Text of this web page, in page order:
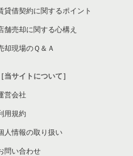
物件の案件一覧
件の案件一覧
案件一覧
案件一覧
物件の案件一覧
貸借契約に関するポイント
舗売却に関する心構え
却現場のＱ＆Ａ
［当サイトについて］
営会社
用規約
人情報の取り扱い
問い合わせ